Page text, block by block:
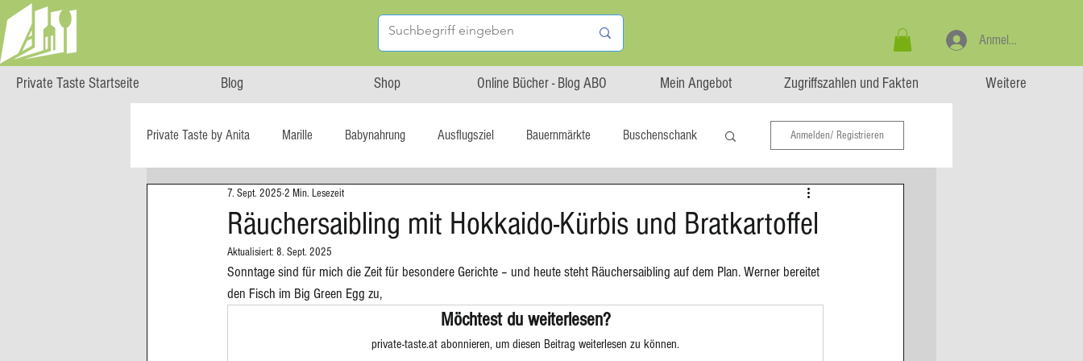
Private Taste Startseite Blog Shop Online Bücher - Blog ABO Mein Angebot Zugriffszahlen und Fakten Weitere
Anmelden
Private Taste by Anita Marille Babynahrung Ausflugsziel Bauernmärkte Buschenschank
Cooking Class HERZGENUSS
Reise-Blog Regional statt global Startup Asiatische Küche Aufstrich
Blechkuchen Brot Biskuit
Anmelden/ Registrieren
Räuchersaibling mit Hokkaido-Kürbis und Bratkartoffel
7. Sept. 2025 2 Min. Lesezeit
Aktualisiert: 8. Sept. 2025
Sonntage sind für mich die Zeit für besondere Gerichte – und heute steht Räuchersaibling auf dem Plan. Werner bereitet
den Fisch im Big Green Egg zu,
Möchtest du weiterlesen?
private-taste.at abonnieren, um diesen Beitrag weiterlesen zu können.